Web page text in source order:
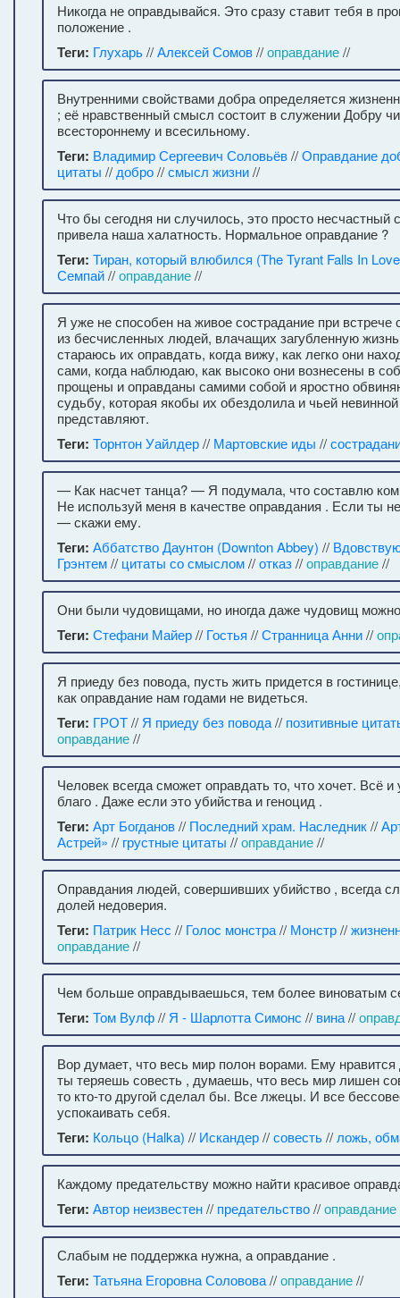
Никогда не оправдывайся. Это сразу ставит тебя в
положение .
Теги: Глухарь//Алексей Сомов//оправдание//
Внутренними свойствами добра определяется
; её нравственный смысл состоит в служении Добру
всестороннему и всесильному.
Теги: Владимир Сергеевич Соловьёв//Оправдание
цитаты // добро//смысл жизни//
Что бы сегодня ни случилось, это просто несчастный
привела наша халатность. Нормальное оправдание ?
Теги: Тиран, который влюбился (The Tyrant Falls In
Семпай//оправдание//
Я уже не способен на живое сострадание при встрече
из бесчисленных людей, влачащих загубленную
стараюсь их оправдать, когда вижу, как легко они
сами, когда наблюдаю, как высоко они вознесены в
прощены и оправданы самими собой и яростно
судьбу, которая якобы их обездолила и чьей
представляют.
Теги: Торнтон Уайлдер// Мартовские иды //
— Как насчет танца? — Я подумала, что составлю
Не используй меня в качестве оправдания . Если ты
— скажи ему.
Теги: Аббатство Даунтон (Downton Abbey) //
Грэнтем// цитаты со смыслом//отказ//оправдание//
Они были чудовищами, но иногда даже чудовищ
Теги: Стефани Майер// Гостья //Странница Анни//
Я приеду без повода, пусть жить придется в
как оправдание нам годами не видеться.
Теги: ГРОТ// Я приеду без повода// позитивные
оправдание//
Человек всегда сможет оправдать то, что хочет. Всё
благо . Даже если это убийства и геноцид .
Теги: Арт Богданов// Последний храм. Наследник//
Астрей» // грустные цитаты //оправдание//
Оправдания людей, совершивших убийство , всегда
долей недоверия.
Теги: Патрик Несс // Голос монстра// Монстр//
оправдание//
Чем больше оправдываешься, тем более виноватым
Теги: Том Вулф// Я - Шарлотта Симонс // вина//
Вор думает, что весь мир полон ворами. Ему
ты теряешь совесть , думаешь, что весь мир лишен
то кто-то другой сделал бы. Все лжецы. И все
успокаивать себя.
Теги: Кольцо (Halka) // Искандер//совесть// ложь,
Каждому предательству можно найти красивое
Теги: Автор неизвестен// предательство//оправдание
Слабым не поддержка нужна, а оправдание .
Теги: Татьяна Егоровна Соловова//оправдание//